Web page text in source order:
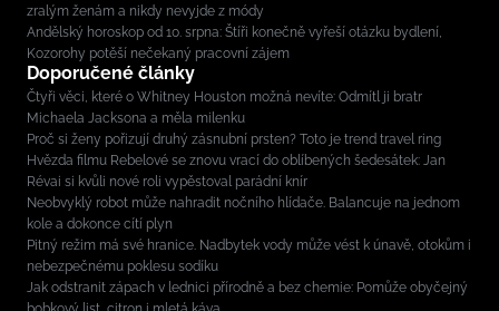
zralým ženám a nikdy nevyjde z módy
Andělský horoskop od 10. srpna: Štíři konečně vyřeší otázku bydlení,
Kozorohy potěší nečekaný pracovní zájem
Doporučené články
Čtyři věci, které o Whitney Houston možná nevíte: Odmítl ji bratr
Michaela Jacksona a měla milenku
Proč si ženy pořizují druhý zásnubní prsten? Toto je trend travel ring
Hvězda filmu Rebelové se znovu vrací do oblíbených šedesátek: Jan
Révai si kvůli nové roli vypěstoval parádní knír
Neobvyklý robot může nahradit nočního hlídače. Balancuje na jednom
kole a dokonce cítí plyn
Pitný režim má své hranice. Nadbytek vody může vést k únavě, otokům i
nebezpečnému poklesu sodíku
Jak odstranit zápach v lednici přírodně a bez chemie: Pomůže obyčejný